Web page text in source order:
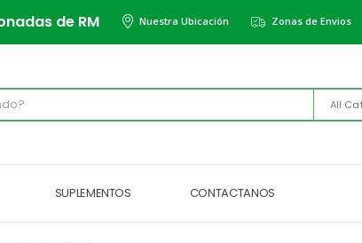
de RM Nuestra Ubicación Zonas de Envios
All
SUPLEMENTOS CONTACTANOS